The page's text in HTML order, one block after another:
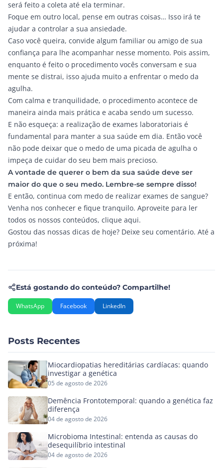
será feito a coleta até ela terminar.
Foque em outro local, pense em outras coisas… Isso irá te
ajudar a controlar a sua ansiedade.
Caso você queira, convide algum familiar ou amigo de sua
confiança para lhe acompanhar nesse momento. Pois assim,
enquanto é feito o procedimento vocês conversam e sua
mente se distrai, isso ajuda muito a enfrentar o medo da
agulha.
Com calma e tranquilidade, o procedimento acontece de
maneira ainda mais prática e acaba sendo um sucesso.
E não esqueça: a realização de exames laboratoriais é
fundamental para manter a sua saúde em dia. Então você
não pode deixar que o medo de uma picada de agulha o
impeça de cuidar do seu bem mais precioso.
A vontade de querer o bem da sua saúde deve ser
maior do que o seu medo. Lembre-se sempre disso!
E então, continua com medo de realizar exames de sangue?
Venha nos conhecer e fique tranquilo. Aproveite para ler
todos os nossos conteúdos, clique aqui.
Gostou das nossas dicas de hoje? Deixe seu comentário. Até a
próxima!
Está gostando do conteúdo? Compartilhe!
WhatsApp Facebook LinkedIn
Posts Recentes
Miocardiopatias hereditárias cardíacas: quando
investigar a genética
05 de agosto de 2026
Demência Frontotemporal: quando a genética faz
diferença
04 de agosto de 2026
Microbioma Intestinal: entenda as causas do
desequilíbrio intestinal
04 de agosto de 2026